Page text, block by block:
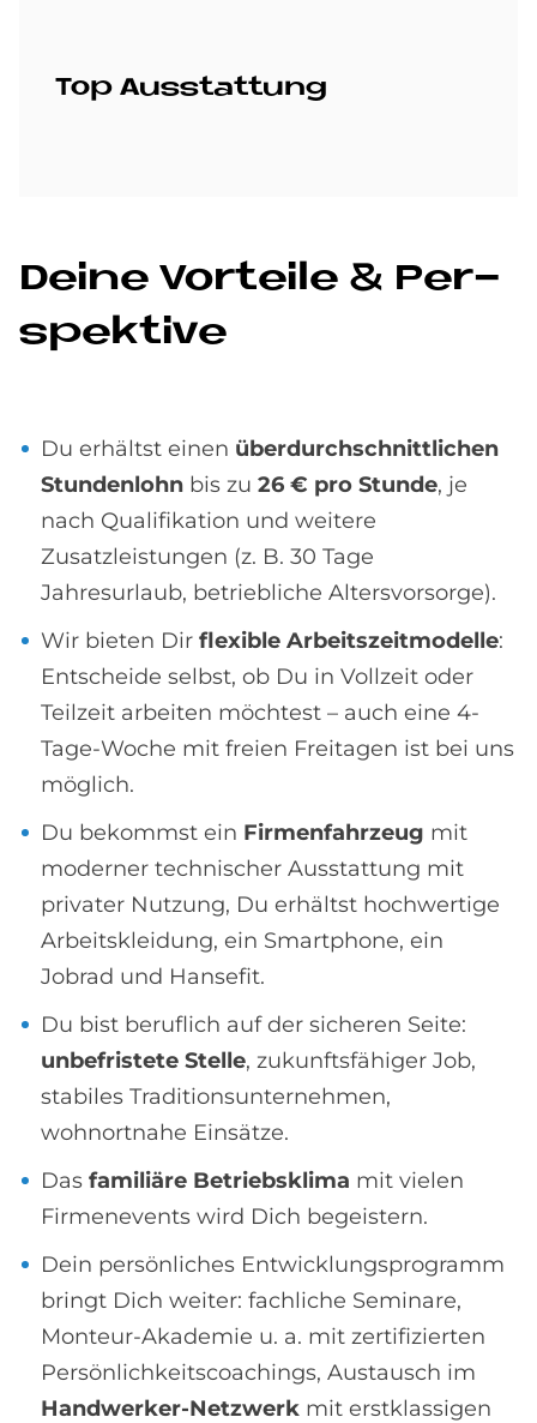
Top Aus­stat­tung
De­i­ne Vor­teile & Per­
spek­ti­ve
Du erhältst einen überdurchschnittlichen
Stundenlohn bis zu 26 € pro Stunde, je
nach Qualifikation und weitere
Zusatzleistungen (z. B. 30 Tage
Jahresurlaub, betriebliche Altersvorsorge).
Wir bieten Dir flexible Arbeitszeitmodelle:
Entscheide selbst, ob Du in Vollzeit oder
Teilzeit arbeiten möchtest – auch eine 4-
Tage-Woche mit freien Freitagen ist bei uns
möglich.
Du bekommst ein Firmenfahrzeug mit
moderner technischer Ausstattung mit
privater Nutzung, Du erhältst hochwertige
Arbeitskleidung, ein Smartphone, ein
Jobrad und Hansefit.
Du bist beruflich auf der sicheren Seite:
unbefristete Stelle, zukunftsfähiger Job,
stabiles Traditionsunternehmen,
wohnortnahe Einsätze.
Das familiäre Betriebsklima mit vielen
Firmenevents wird Dich begeistern.
Dein persönliches Entwicklungsprogramm
bringt Dich weiter: fachliche Seminare,
Monteur-Akademie u. a. mit zertifizierten
Persönlichkeitscoachings, Austausch im
Handwerker-Netzwerk mit erstklassigen